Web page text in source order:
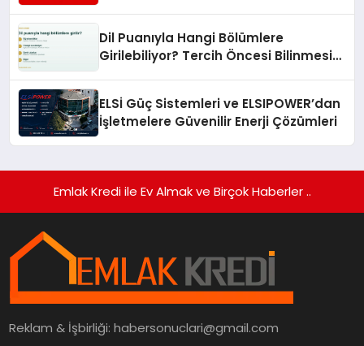
Dil Puanıyla Hangi Bölümlere
Girilebiliyor? Tercih Öncesi Bilinmesi
ELSİ Güç Sistemleri ve ELSIPOWER’dan
İşletmelere Güvenilir Enerji Çözümleri
Emlak Kredi ile Ev Almak ve Birçok Haberler ..
Reklam & İşbirliği:habersonuclari@gmail.com